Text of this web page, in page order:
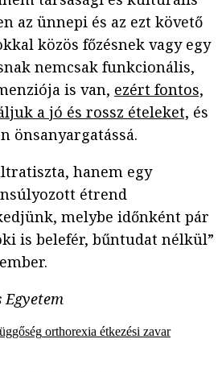
az ünnepi és az ezt követő
közös főzésnek vagy egy
nemcsak funkcionális,
is van, ezért fontos,
a jó és rossz ételeket, és
önsanyargatássá.
hanem egy
étrend
melybe időnként pár
is belefér, bűntudat nélkül”
Egyetem
orthorexia étkezési zavar